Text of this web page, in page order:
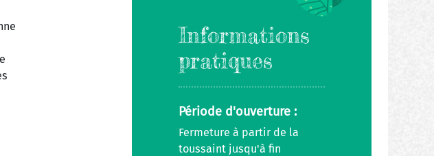
Informations
pratiques
Période d'ouverture :
Fermeture à partir de la
toussaint jusqu'à fin